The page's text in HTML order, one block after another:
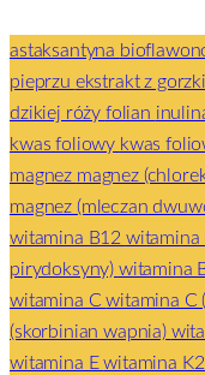
astaksantyna
pieprzu ekstrakt z
dzikiej róży folian
kwas foliowy kwas
magnez magnez
magnez (mleczan
witamina B12 witamina
pirydoksyny) witamina
witamina Cwitamina C
(skorbinian wapnia)
witamina Ewitamina